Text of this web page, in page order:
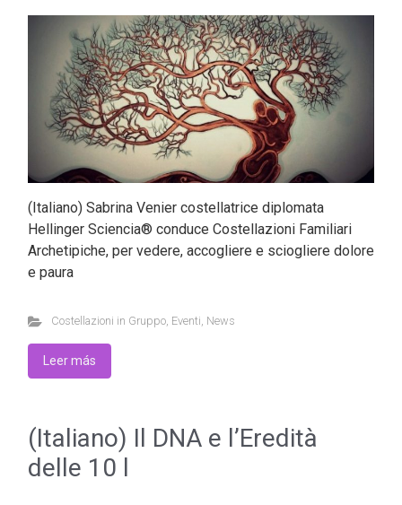
(Italiano) Sabrina Venier costellatrice diplomata
Hellinger Sciencia® conduce Costellazioni Familiari
Archetipiche, per vedere, accogliere e sciogliere dolore
e paura
Costellazioni in Gruppo, Eventi, News
Leer más
(Italiano) Il DNA e l’Eredità
delle 10 l